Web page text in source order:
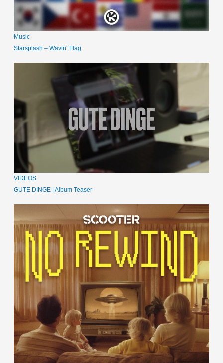
Music
Starsplash – Wavin‘ Flag
VIDEOS
GUTE DINGE | Album Teaser